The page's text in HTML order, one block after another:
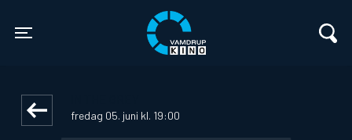
Vamdrup Kino
fredag 05. juni kl. 19:00
front03-cc 123803